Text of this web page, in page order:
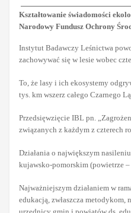
Kształtowanie świadomości
Narodowy Fundusz Ochrony
Instytut Badawczy Leśnictwa
zachowywać się w lesie wobec
To, że lasy i ich ekosystemy
tys. km wszerz całego Czarnego
Przedsięwzięcie IBL pn.
związanych z każdym z czterech
Działania o największym
kujawsko-pomorskim (powietrze
Najważniejszym działaniem w
edukacją, zwłaszcza